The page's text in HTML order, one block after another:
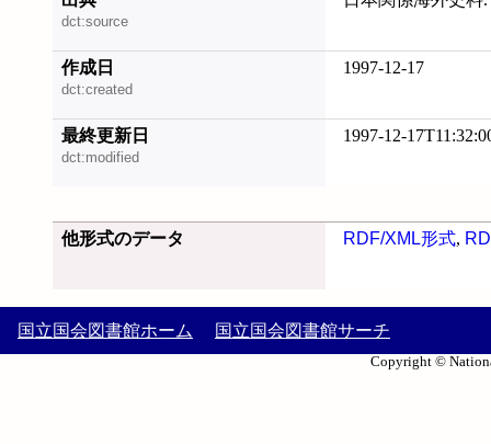
dct:source
作成日
dct:created
1997-12-17
最終更新日
dct:modified
1997-12-
他形式のデータ RDF/XML形式,
国立国会図書館ホーム 国立国会図書館サーチ
Copyright ©